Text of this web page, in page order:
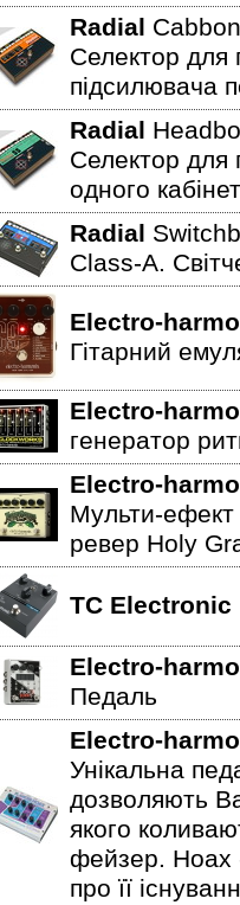
Radial
Селектор для
підсилювача
Radial
Селектор для
одного
Radial
Class-A.
Electro-
Гітарний
Electro-
генератор
Electro-
Мульти-ефект
ревер Holy
TC Electronic
Electro-
Педаль
Electro-
Унікальна
дозволяють
якого
фейзер. Hoax
про її